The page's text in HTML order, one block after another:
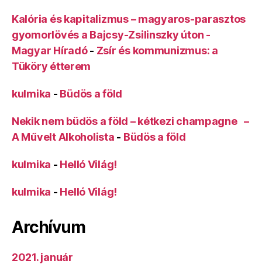
Kalória és kapitalizmus – magyaros-parasztos
gyomorlövés a Bajcsy-Zsilinszky úton -
Magyar Híradó- Zsír és kommunizmus: a
Tüköry étterem
kulmika - Büdös a föld
Nekik nem büdös a föld – kétkezi champagne –
A Művelt Alkoholista - Büdös a föld
kulmika - Helló Világ!
kulmika - Helló Világ!
Archívum
2021. január